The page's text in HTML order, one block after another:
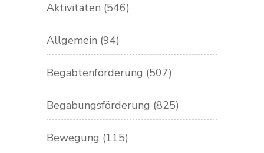
Aktivitäten (546)
Allgemein (94)
Begabtenförderung (507)
Begabungsförderung (825)
Bewegung (115)